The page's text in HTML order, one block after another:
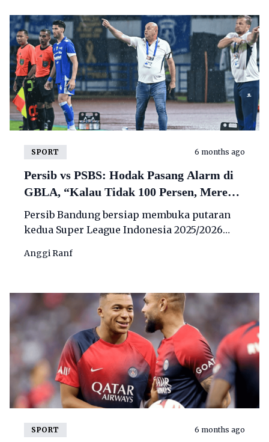
SPORT 6 months ago
Persib vs PSBS: Hodak Pasang Alarm di
GBLA, “Kalau Tidak 100 Persen, Mereka
Sangat Berbahaya”
Persib Bandung bersiap membuka putaran
kedua Super League Indonesia 2025/2026
Bandung Lautan Api (GBLA)
Anggi Ranf
SPORT 6 months ago